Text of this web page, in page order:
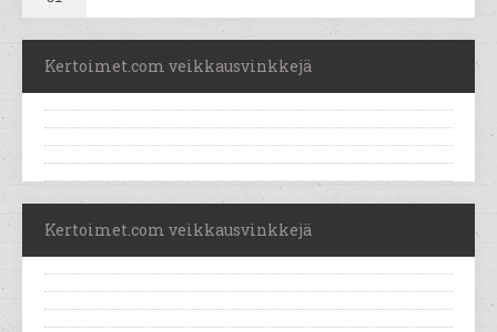
Kertoimet.com veikkausvinkkejä
Kertoimet.com veikkausvinkkejä